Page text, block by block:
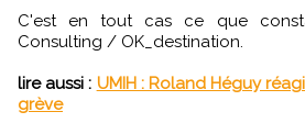
C'est en tout cas ce que
Consulting / OK_destination.
lire aussi : UMIH : Roland Héguy
grève